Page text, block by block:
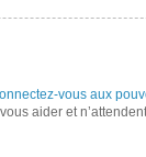
vous aux
aider et